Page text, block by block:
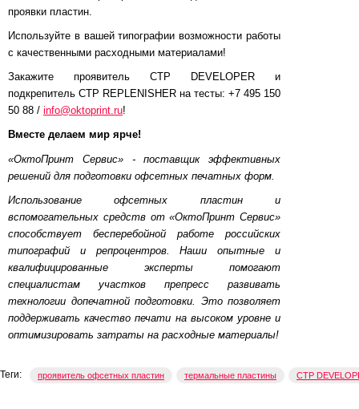
проявки пластин.
Используйте в вашей типографии возможности работы
с качественными расходными материалами!
Закажите проявитель CTP DEVELOPER и
подкрепитель CTP REPLENISHER на тесты: +7 495 150
50 88 / info@oktoprint.ru!
Вместе делаем мир ярче!
«ОктоПринт Сервис» - поставщик эффективных
решений для подготовки офсетных печатных форм.
Использование офсетных пластин и
вспомогательных средств от «ОктоПринт Сервис»
способствует бесперебойной работе российских
типографий и репроцентров. Наши опытные и
квалифицированные эксперты помогают
специалистам участков препресс развивать
технологии допечатной подготовки. Это позволяет
поддерживать качество печати на высоком уровне и
оптимизировать затраты на расходные материалы!
Теги: проявитель офсетных пластин термальные пластины CTP